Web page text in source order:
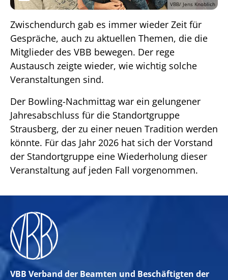
VBB/ Jens Knoblich
Zwischendurch gab es immer wieder Zeit für
Gespräche, auch zu aktuellen Themen, die die
Mitglieder des VBB bewegen. Der rege
Austausch zeigte wieder, wie wichtig solche
Veranstaltungen sind.
Der Bowling-Nachmittag war ein gelungener
Jahresabschluss für die Standortgruppe
Strausberg, der zu einer neuen Tradition werden
könnte. Für das Jahr 2026 hat sich der Vorstand
der Standortgruppe eine Wiederholung dieser
Veranstaltung auf jeden Fall vorgenommen.
VBB Verband der Beamten und Beschäftigten der